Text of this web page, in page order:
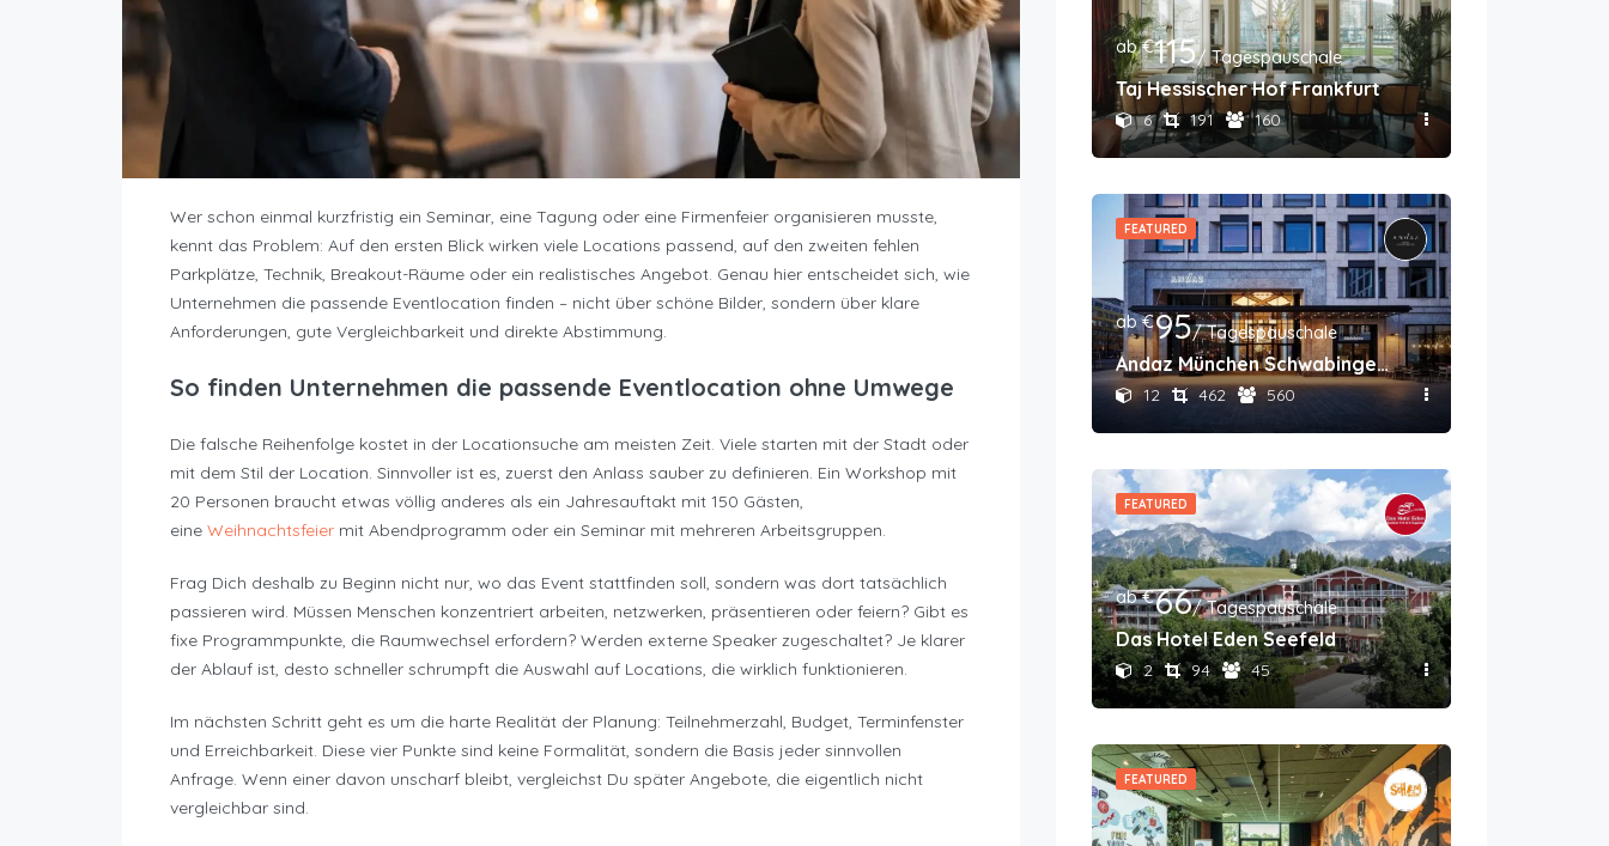
Wer schon einmal kurzfristig ein Seminar, eine Tagung oder eine Firmenfeier organisieren musste,
kennt das Problem: Auf den ersten Blick wirken viele Locations passend, auf den zweiten fehlen
Parkplätze, Technik, Breakout-Räume oder ein realistisches Angebot. Genau hier entscheidet sich, wie
Unternehmen die passende Eventlocation finden – nicht über schöne Bilder, sondern über klare
Anforderungen, gute Vergleichbarkeit und direkte Abstimmung.
So finden Unternehmen die passende Eventlocation ohne Umwege
Die falsche Reihenfolge kostet in der Locationsuche am meisten Zeit. Viele starten mit der Stadt oder
mit dem Stil der Location. Sinnvoller ist es, zuerst den Anlass sauber zu definieren. Ein Workshop mit
20 Personen braucht etwas völlig anderes als ein Jahresauftakt mit 150 Gästen,
eine Weihnachtsfeier mit Abendprogramm oder ein Seminar mit mehreren Arbeitsgruppen.
Frag Dich deshalb zu Beginn nicht nur, wo das Event stattfinden soll, sondern was dort tatsächlich
passieren wird. Müssen Menschen konzentriert arbeiten, netzwerken, präsentieren oder feiern? Gibt es
fixe Programmpunkte, die Raumwechsel erfordern? Werden externe Speaker zugeschaltet? Je klarer
der Ablauf ist, desto schneller schrumpft die Auswahl auf Locations, die wirklich funktionieren.
Im nächsten Schritt geht es um die harte Realität der Planung: Teilnehmerzahl, Budget, Terminfenster
und Erreichbarkeit. Diese vier Punkte sind keine Formalität, sondern die Basis jeder sinnvollen
Anfrage. Wenn einer davon unscharf bleibt, vergleichst Du später Angebote, die eigentlich nicht
vergleichbar sind.
ab €115/ Tagespauschale
Taj Hessischer Hof Frankfurt
6 191 160
FEATURED
ab €95/ Tagespauschale
Andaz München Schwabinger Tor
12 462 560
FEATURED
ab €66/ Tagespauschale
Das Hotel Eden Seefeld
2 94 45
FEATURED